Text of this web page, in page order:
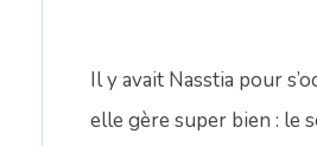
Il y avait Nasstia pour
elle gère super bien : le